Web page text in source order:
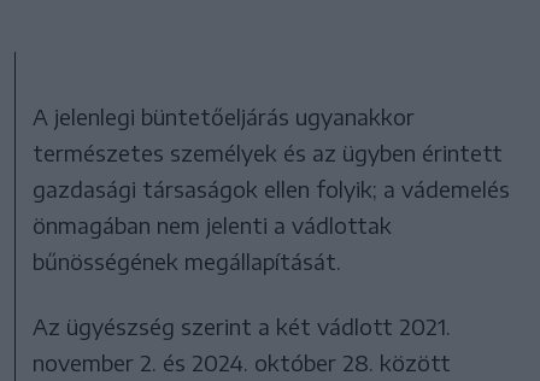
A jelenlegi büntetőeljárás ugyanakkor
természetes személyek és az ügyben érintett
gazdasági társaságok ellen folyik; a vádemelés
önmagában nem jelenti a vádlottak
bűnösségének megállapítását.
Az ügyészség szerint a két vádlott 2021.
november 2. és 2024. október 28. között